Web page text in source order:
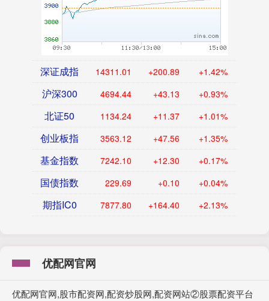
深证成指 14311.01 +200.89 +1.42%
沪深300 4694.44 +43.13 +0.93%
北证50 1134.24 +11.37 +1.01%
创业板指 3563.12 +47.56 +1.35%
基金指数 7242.10 +12.30 +0.17%
国债指数 229.69 +0.10 +0.04%
期指IC0 7877.80 +164.40 +2.13%
优配网官网
优配网官网,股市配资网,配资炒股网,配资网站②股票配资平台